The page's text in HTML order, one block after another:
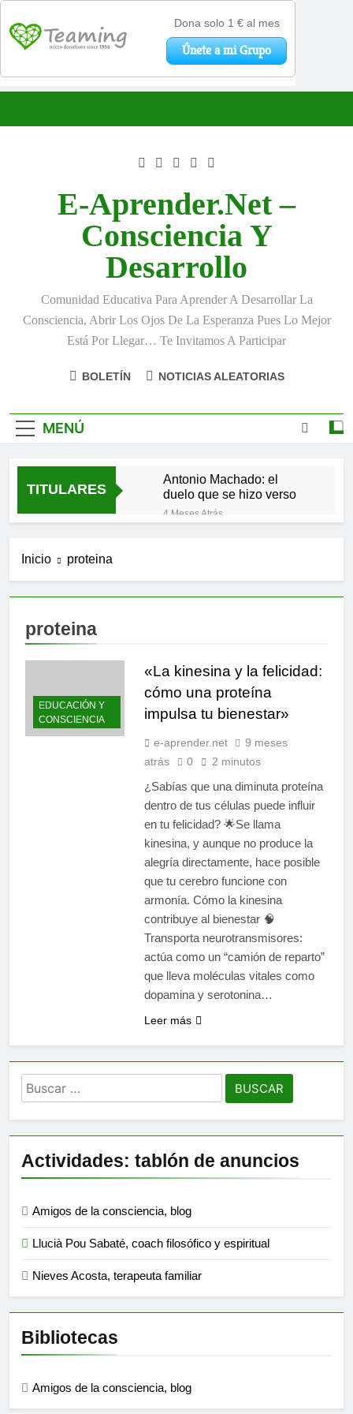
E-Aprender.net –
Consciencia Y
Desarrollo
Comunidad Educativa Para Aprender A Desarrollar La
Consciencia, Abrir Los Ojos De La Esperanza Pues Lo Mejor
Está Por Llegar… Te Invitamos A Participar
BOLETÍN NOTICIAS ALEATORIAS
MENÚ
TITULARES
Antonio Machado: el
duelo que se hizo verso
4 Meses Atrás
🌸 La fuerza olvidada de
la ternura
impulsa tu bienestar»
9 Meses Atrás
Las estacas invisibles:
cómo las creencias
limitantes frenan nuestro
10 Meses Atrás
Espiritualidad integral:
Panikkar, Wilber y Rahner
en diálogo
Inicio proteina
proteina
EDUCACIÓN Y
CONSCIENCIA
«La kinesina y la felicidad:
cómo una proteína
impulsa tu bienestar»
e-aprender.net
9 meses
atrás
0 2 minutos
¿Sabías que una diminuta proteína
dentro de tus células puede influir
en tu felicidad? 🌟Se llama
kinesina, y aunque no produce la
alegría directamente, hace posible
que tu cerebro funcione con
armonía. Cómo la kinesina
contribuye al bienestar 🧠
Transporta neurotransmisores:
actúa como un “camión de reparto”
que lleva moléculas vitales como
dopamina y serotonina…
Leer más
Buscar:
Actividades: tablón de anuncios
Amigos de la consciencia, blog
Llucià Pou Sabaté, coach filosófico y espiritual
Nieves Acosta, terapeuta familiar
Bibliotecas
Amigos de la consciencia, blog